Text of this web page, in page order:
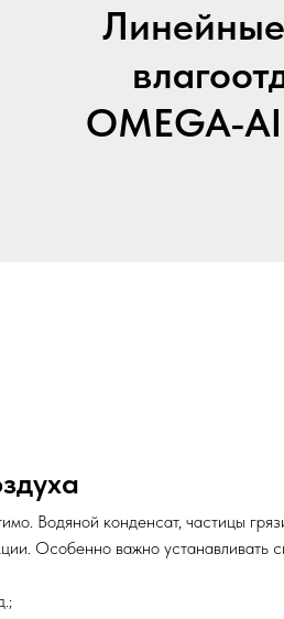
OMEGA-
Водяной конденсат, частицы
Особенно важно устанавливать